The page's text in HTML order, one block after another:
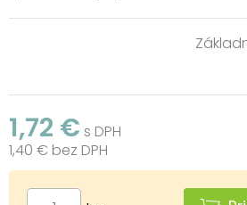
1,72 € s DPH
1,40 € bez DPH